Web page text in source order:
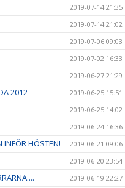
2019-07-14 21:35
2019-07-14 21:02
2019-07-06 09:03
2019-07-02 16:33
2019-06-27 21:29
2012 2019-06-25 15:51
2019-06-25 14:02
2019-06-24 16:36
INFÖR HÖSTEN! 2019-06-21 09:06
2019-06-20 23:54
2019-06-19 22:27